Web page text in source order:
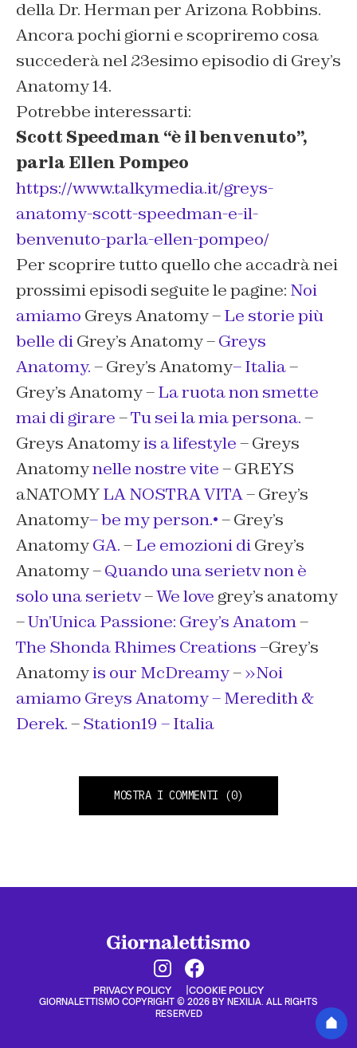
della Dr. Herman per Arizona Robbins.
Ancora pochi giorni e scopriremo cosa
succederà nel 23esimo episodio di Grey’s
Anatomy 14.
Potrebbe interessarti:
Scott Speedman “è il benvenuto”,
parla Ellen Pompeo
https://www.talkymedia.it/greys-
anatomy-scott-speedman-e-il-
benvenuto-parla-ellen-pompeo/
Per scoprire tutto quello che accadrà nei
prossimi episodi seguite le pagine: Noi
amiamo Greys Anatomy –Le storie più
belle diGrey’s Anatomy –Greys
Anatomy.– Grey’s Anatomy– Italia–
Grey’s Anatomy –La ruota non smette
mai di girare–Tu sei la mia persona.–
Greys Anatomyis a lifestyle– Greys
Anatomynelle nostre vite– GREYS
aNATOMYLA NOSTRA VITA– Grey’s
Anatomy– be my person.•– Grey’s
AnatomyGA.–Le emozioni diGrey’s
Anatomy –Quando una serietv non è
solo una serietv–We love grey’s anatomy
–Un’Unica Passione: Grey’s Anatom–
The Shonda Rhimes Creations–Grey’s
Anatomyis our McDreamy–»Noi
amiamo Greys Anatomy – Meredith &
Derek.–Station19 – Italia
MOSTRA I COMMENTI (0)
PRIVACY POLICY COOKIE POLICY
GIORNALETTISMO COPYRIGHT © 2026 BY NEXILIA. ALL RIGHTS
RESERVED